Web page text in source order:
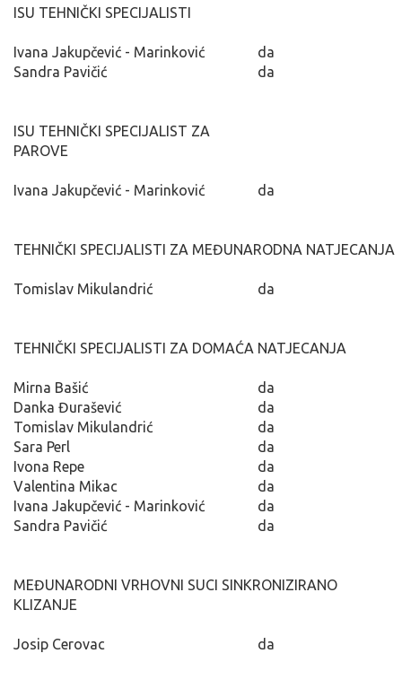
ISU TEHNIČKI SPECIJALISTI
Ivana Jakupčević - Marinković
da
Sandra Pavičić
da
ISU TEHNIČKI SPECIJALIST ZA
PAROVE
Ivana Jakupčević - Marinković da
TEHNIČKI SPECIJALISTI ZA MEĐUNARODNA NATJECANJA
Tomislav Mikulandrić da
TEHNIČKI SPECIJALISTI ZA DOMAĆA NATJECANJA
Mirna Bašić
da
Danka Đurašević
da
Tomislav Mikulandrić
da
Sara Perl
da
Ivona Repe
da
Valentina Mikac
da
Ivana Jakupčević - Marinković
da
Sandra Pavičić
da
MEĐUNARODNI VRHOVNI SUCI SINKRONIZIRANO
KLIZANJE
Josip Cerovac da